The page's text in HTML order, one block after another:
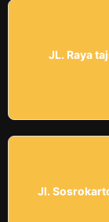
JL. Raya
Jl.